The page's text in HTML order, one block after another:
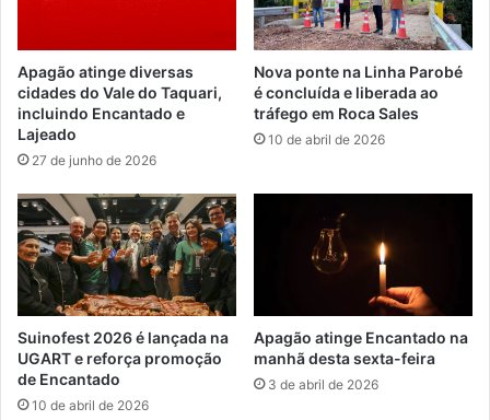
Apagão atinge diversas
cidades do Vale do Taquari,
incluindo Encantado e
Lajeado
27 de junho de 2026
Nova ponte na Linha Parobé
é concluída e liberada ao
tráfego em Roca Sales
10 de abril de 2026
Suinofest 2026 é lançada na
UGART e reforça promoção
de Encantado
10 de abril de 2026
Apagão atinge Encantado na
manhã desta sexta-feira
3 de abril de 2026